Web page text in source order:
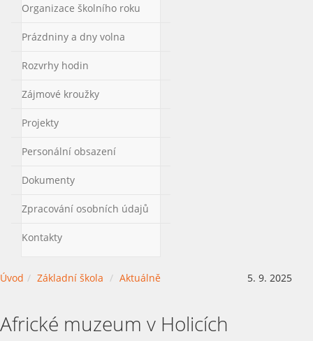
Organizace školního roku
Prázdniny a dny volna
Rozvrhy hodin
Zájmové kroužky
Projekty
Personální obsazení
Dokumenty
Zpracování osobních údajů
Kontakty
Úvod Základní škola Aktuálně 5. 9. 2025
Africké muzeum v Holicích